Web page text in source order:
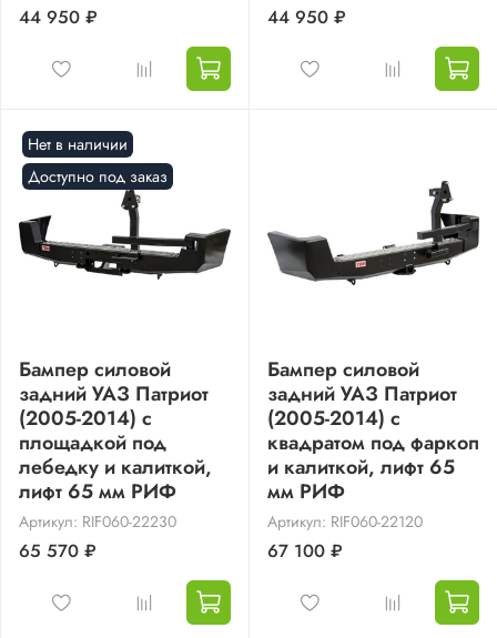
44 950 ₽ 44 950 ₽
Нет в наличии
Доступно под заказ
Бампер силовой
задний УАЗ Патриот
(2005-2014) с
площадкой под
лебедку и калиткой,
лифт 65 мм РИФ
Артикул: RIF060-22230
65 570 ₽
Бампер силовой
задний УАЗ Патриот
(2005-2014) с
квадратом под фаркоп
и калиткой, лифт 65
мм РИФ
Артикул: RIF060-22120
67 100 ₽